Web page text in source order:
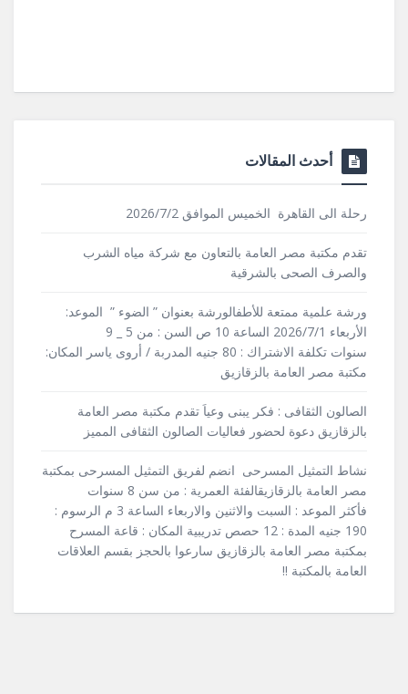
أحدث المقالات
رحلة الى القاهرة الخميس الموافق 2026/7/2
تقدم مكتبة مصر العامة بالتعاون مع شركة مياه الشرب
والصرف الصحى بالشرقية
ورشة علمية ممتعة للأطفالورشة بعنوان ” الضوء ” الموعد:
الأربعاء 2026/7/1 الساعة 10 ص السن : من 5 _ 9
سنوات تكلفة الاشتراك : 80 جنيه المدربة / أروى ياسر المكان:
مكتبة مصر العامة بالزقازيق
الصالون الثقافى : فكر يبنى وعياَ تقدم مكتبة مصر العامة
بالزقازيق دعوة لحضور فعاليات الصالون الثقافى المميز
نشاط التمثيل المسرحى انضم لفريق التمثيل المسرحى بمكتبة
مصر العامة بالزقازيقالفئة العمرية : من سن 8 سنوات
فأكثر الموعد : السبت والاثنين والاربعاء الساعة 3 م الرسوم :
190 جنيه المدة : 12 حصص تدريبية المكان : قاعة المسرح
بمكتبة مصر العامة بالزقازيق سارعوا بالحجز بقسم العلاقات
العامة بالمكتبة !!